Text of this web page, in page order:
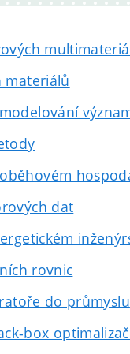
materiálů
dat
rovnic
do průmyslu
box